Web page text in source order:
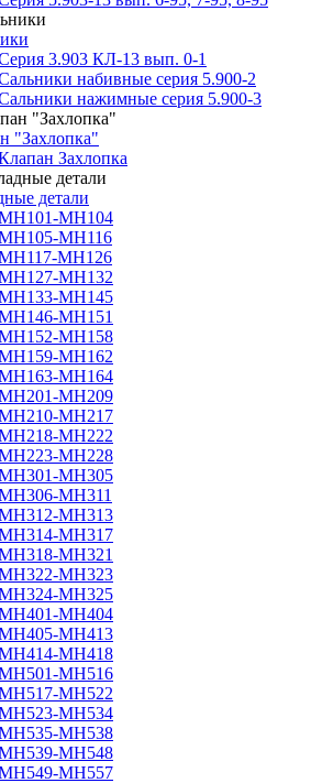
3.903 КЛ-13 вып. 0-1
набивные серия 5.900-2
нажимные серия 5.900-3
"Захлопка"
Захлопка
детали
МН104
МН116
МН126
МН132
МН145
МН151
МН158
МН162
МН164
МН209
МН217
МН222
МН228
МН305
МН311
МН313
МН317
МН321
МН323
МН325
МН404
МН413
МН418
МН516
МН522
МН534
МН538
МН548
МН557